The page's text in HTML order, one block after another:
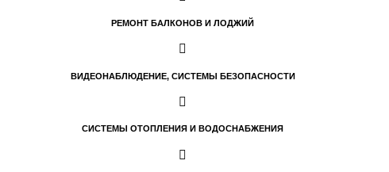
РЕМОНТ БАЛКОНОВ И ЛОДЖИЙ
ВИДЕОНАБЛЮДЕНИЕ, СИСТЕМЫ БЕЗОПАСНОСТИ
СИСТЕМЫ ОТОПЛЕНИЯ И ВОДОСНАБЖЕНИЯ